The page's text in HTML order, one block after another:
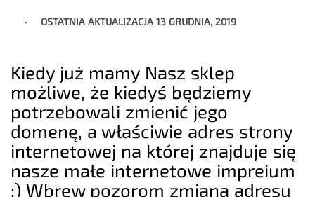
OSTATNIA AKTUALIZACJA13 GRUDNIA, 2019
Kiedy już mamy Nasz sklep
możliwe, że kiedyś będziemy
potrzebowali zmienić jego
domenę, a właściwie adres strony
internetowej na której znajduje się
nasze małe internetowe impreium
:) Wbrew pozorom zmiana adresu